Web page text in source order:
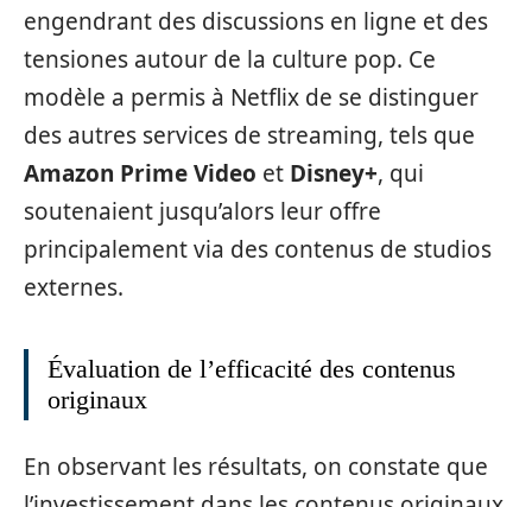
engendrant des discussions en ligne et des
tensiones autour de la culture pop. Ce
modèle a permis à Netflix de se distinguer
des autres services de streaming, tels que
Amazon Prime Video et Disney+, qui
soutenaient jusqu’alors leur offre
principalement via des contenus de studios
externes.
Évaluation de l’efficacité des contenus
originaux
En observant les résultats, on constate que